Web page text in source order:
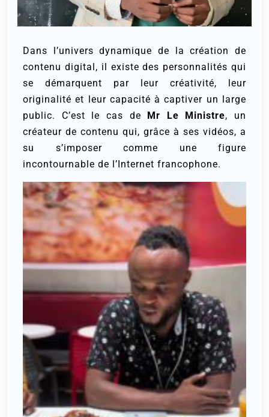
Dans l’univers dynamique de la création de
contenu digital, il existe des personnalités qui
se démarquent par leur créativité, leur
originalité et leur capacité à captiver un large
public. C’est le cas de Mr Le Ministre, un
créateur de contenu qui, grâce à ses vidéos, a
su s’imposer comme une figure
incontournable de l’Internet francophone.